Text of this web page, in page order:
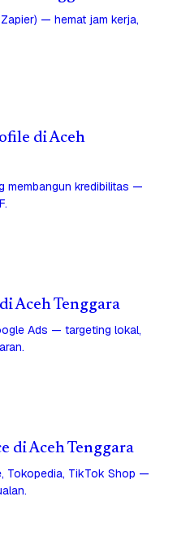
— hemat jam kerja,
di Aceh
membangun kredibilitas —
Aceh Tenggara
Ads — targeting lokal,
di Aceh Tenggara
Tokopedia, TikTok Shop —